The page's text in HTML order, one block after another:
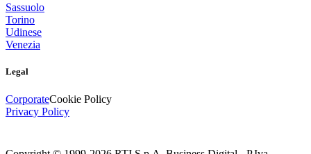
Sassuolo
Torino
Udinese
Venezia
Legal
CorporateCookie Policy
Privacy Policy